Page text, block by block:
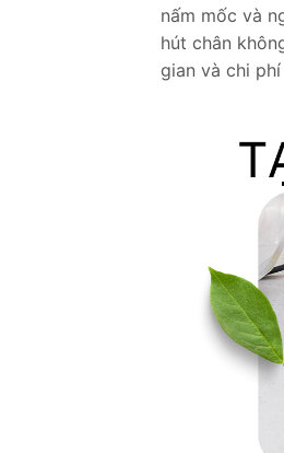
nấm mốc và
hút chân
gian và chi